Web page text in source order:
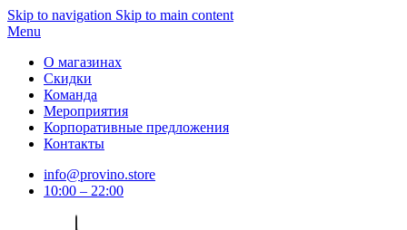
Skip to navigation Skip to main content
Menu
О магазинах
Скидки
Команда
Мероприятия
Корпоративные предложения
Контакты
info@provino.store
10:00 – 22:00